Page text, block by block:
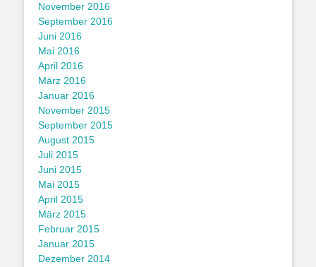
November 2016
September 2016
Juni 2016
Mai 2016
April 2016
März 2016
Januar 2016
November 2015
September 2015
August 2015
Juli 2015
Juni 2015
Mai 2015
April 2015
März 2015
Februar 2015
Januar 2015
Dezember 2014